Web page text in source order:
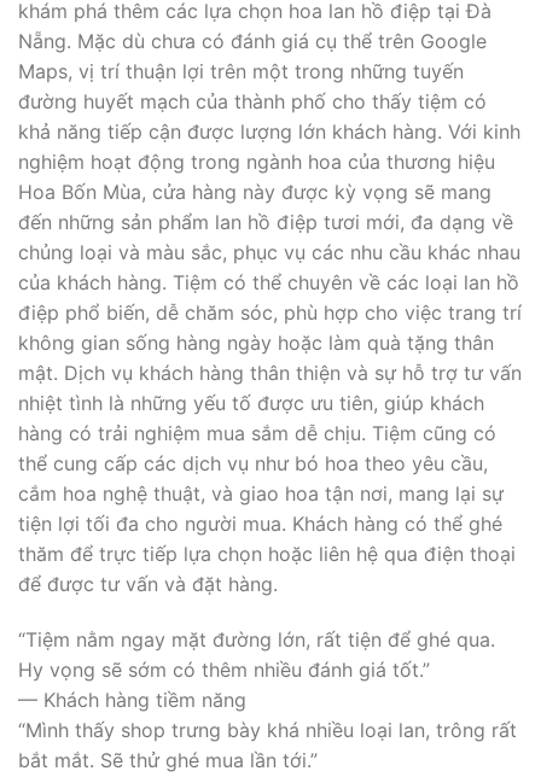
khám phá thêm các lựa chọn hoa lan hồ điệp tại Đà
Nẵng. Mặc dù chưa có đánh giá cụ thể trên Google
Maps, vị trí thuận lợi trên một trong những tuyến
đường huyết mạch của thành phố cho thấy tiệm có
khả năng tiếp cận được lượng lớn khách hàng. Với kinh
nghiệm hoạt động trong ngành hoa của thương hiệu
Hoa Bốn Mùa, cửa hàng này được kỳ vọng sẽ mang
đến những sản phẩm lan hồ điệp tươi mới, đa dạng về
chủng loại và màu sắc, phục vụ các nhu cầu khác nhau
của khách hàng. Tiệm có thể chuyên về các loại lan hồ
điệp phổ biến, dễ chăm sóc, phù hợp cho việc trang trí
không gian sống hàng ngày hoặc làm quà tặng thân
mật. Dịch vụ khách hàng thân thiện và sự hỗ trợ tư vấn
nhiệt tình là những yếu tố được ưu tiên, giúp khách
hàng có trải nghiệm mua sắm dễ chịu. Tiệm cũng có
thể cung cấp các dịch vụ như bó hoa theo yêu cầu,
cắm hoa nghệ thuật, và giao hoa tận nơi, mang lại sự
tiện lợi tối đa cho người mua. Khách hàng có thể ghé
thăm để trực tiếp lựa chọn hoặc liên hệ qua điện thoại
để được tư vấn và đặt hàng.
“Tiệm nằm ngay mặt đường lớn, rất tiện để ghé qua.
Hy vọng sẽ sớm có thêm nhiều đánh giá tốt.”
— Khách hàng tiềm năng
“Mình thấy shop trưng bày khá nhiều loại lan, trông rất
bắt mắt. Sẽ thử ghé mua lần tới.”